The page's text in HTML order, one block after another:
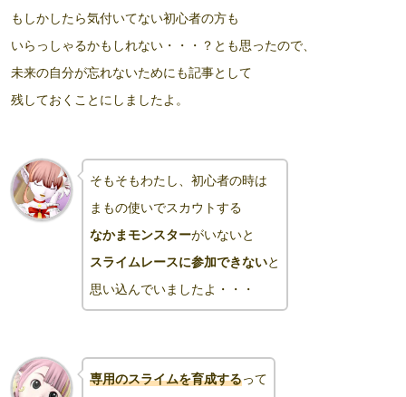
もしかしたら気付いてない初心者の方も
いらっしゃるかもしれない・・・？とも思ったので、
未来の自分が忘れないためにも記事として
残しておくことにしましたよ。
そもそもわたし、初心者の時は
まもの使いでスカウトする
なかまモンスターがいないと
スライムレースに参加できないと
思い込んでいましたよ・・・
専用のスライムを育成するって